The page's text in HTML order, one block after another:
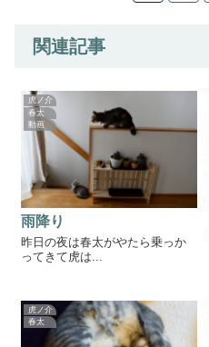
関連記事
虎ノ介
春太
動画
雨降り
昨日の夜は春太がやたら乗っか
ってきて虎は...
虎ノ介
春太